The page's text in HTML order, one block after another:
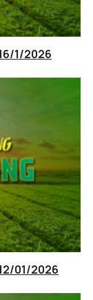
1/2026
01/2026